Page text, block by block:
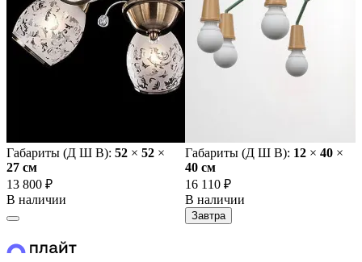
Габариты (Д Ш В): 52 × 52 ×
27 cм
13 800 ₽
В наличии
Габариты (Д Ш В): 12 × 40 ×
40 cм
16 110 ₽
В наличии
Завтра